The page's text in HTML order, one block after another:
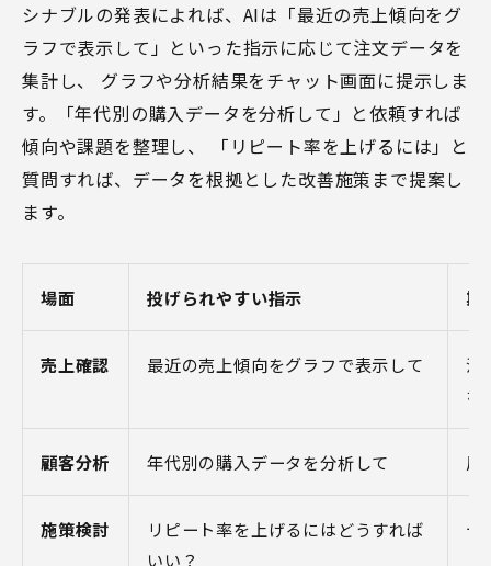
シナブルの発表によれば、AIは「最近の売上傾向をグ
ラフで表示して」といった指示に応じて注文データを
集計し、 グラフや分析結果をチャット画面に提示しま
す。「年代別の購入データを分析して」と依頼すれば
傾向や課題を整理し、 「リピート率を上げるには」と
質問すれば、データを根拠とした改善施策まで提案し
ます。
場面 投げられやすい指示 期
売上確認 最近の売上傾向をグラフで表示して
注
な
顧客分析 年代別の購入データを分析して 層
施策検討
リピート率を上げるにはどうすれば
いい？
デ